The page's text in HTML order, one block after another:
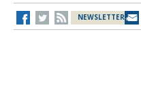
NEWSLETTER